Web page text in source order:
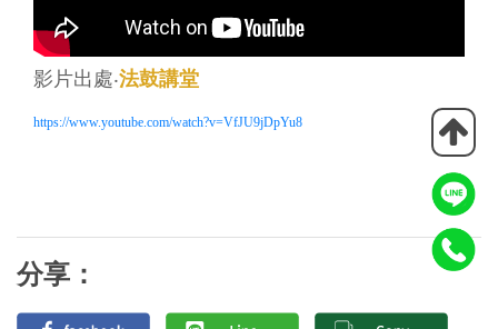
影片出處‧法鼓講堂
https://www.youtube.com/watch?v=VfJU9jDpYu8
分享：